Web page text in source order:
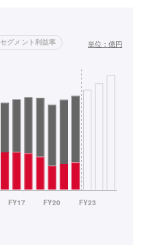
セグメント利益率 単位： 億円